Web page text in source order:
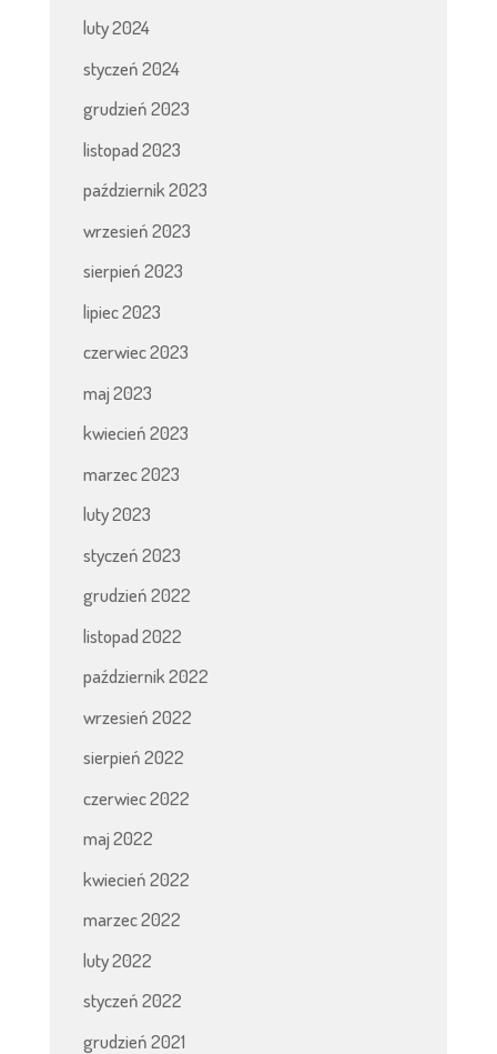
luty 2024
styczeń 2024
grudzień 2023
listopad 2023
październik 2023
wrzesień 2023
sierpień 2023
lipiec 2023
czerwiec 2023
maj 2023
kwiecień 2023
marzec 2023
luty 2023
styczeń 2023
grudzień 2022
listopad 2022
październik 2022
wrzesień 2022
sierpień 2022
czerwiec 2022
maj 2022
kwiecień 2022
marzec 2022
luty 2022
styczeń 2022
grudzień 2021